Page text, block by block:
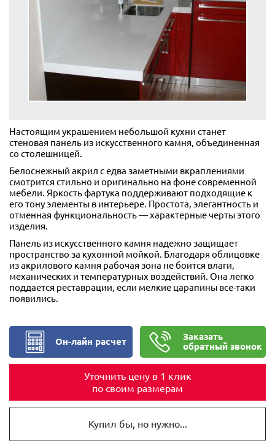
Настоящим украшением небольшой кухни станет
стеновая панель из искусственного камня, объединенная
со столешницей.
Белоснежный акрил с едва заметными вкраплениями
смотрится стильно и оригинально на фоне современной
мебели. Яркость фартука поддерживают подходящие к
его тону элементы в интерьере. Простота, элегантность и
отменная функциональность — характерные черты этого
изделия.
Панель из искусственного камня надежно защищает
пространство за кухонной мойкой. Благодаря облицовке
из акрилового камня рабочая зона не боится влаги,
механических и температурных воздействий. Она легко
поддается реставрации, если мелкие царапины все-таки
появились.
Он-лайн расчет
Заказать
обратный звонок
Уточнить цену в 1 клик
по своим размерам
Купил бы, но нужно...